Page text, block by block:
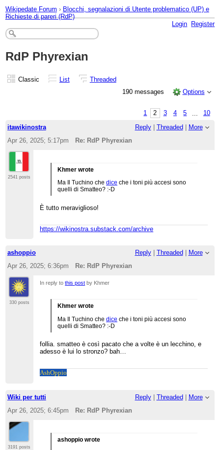
Wikipedate Forum › Blocchi, segnalazioni di Utente problematico (UP) e
Richieste di pareri (RdP)
Login
Register
RdP Phyrexian
Classic List
Threaded
190 messages
Options
1 2 3 4 5
10
itawikinostra
Reply| Threaded
More
Apr 26, 2025; 5:17pm
Re: RdP Phyrexian
2541 posts
Khmer wrote
Ma Il Tuchino chedice che i toni più accesi sono
quelli di Smatteo? :-D
È tutto meraviglioso!
https://wikinostra.substack.com/archive
ashoppio Reply| Threaded
More
Apr 26, 2025; 6:36pm
Re: RdP Phyrexian
330 posts
In reply tothis post by Khmer
Khmer wrote
Ma Il Tuchino chedice che i toni più accesi sono
quelli di Smatteo? :-D
follia. smatteo è così pacato che a volte è un lecchino, e
adesso è lui lo stronzo? bah…
AshOppio
Wiki per tutti Reply| Threaded
More
Apr 26, 2025; 6:45pm
Re: RdP Phyrexian
3191 posts
ashoppio wrote